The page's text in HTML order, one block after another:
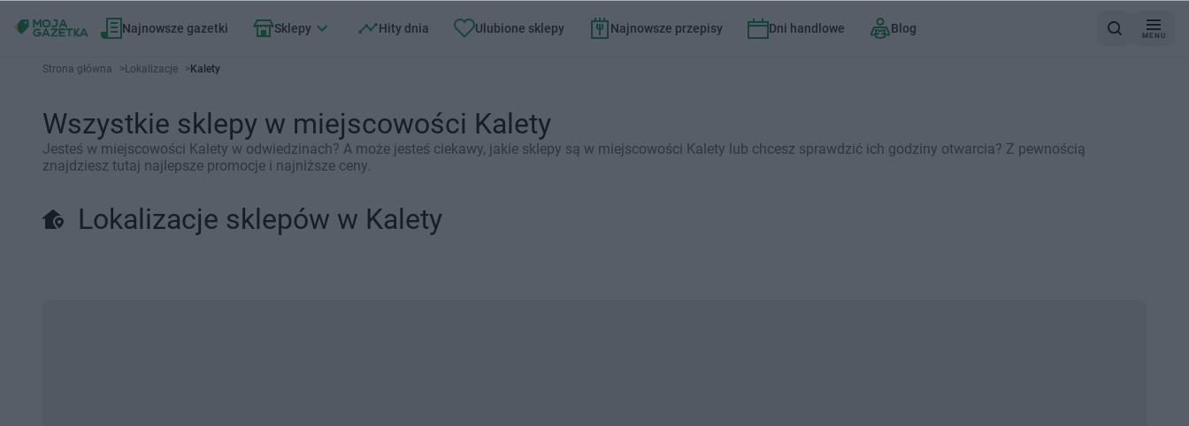
Najnowsze gazetki Sklepy Hity dnia Ulubione sklepy Najnowsze przepisy Dni handlowe Blog
MENU
Strona główna >Lokalizacje >Kalety
Wszystkie sklepy w miejscowości Kalety
Jesteś w miejscowości Kalety w odwiedzinach? A może jesteś ciekawy, jakie sklepy są w miejscowości Kalety lub chcesz sprawdzić ich godziny otwarcia? Z pewnością
znajdziesz tutaj najlepsze promocje i najniższe ceny.
Lokalizacje sklepów w Kalety